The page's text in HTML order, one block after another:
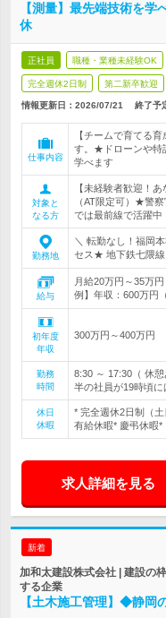
【測量】最先端技術を
休
正社員 職種・業種未経験OK
完全週休2日制 第二新卒歓迎
情報更新日：2026/07/21 終了予
仕事内容
【チームで育てる
す。★ドローンや特
学べます
対象と
なる方
【未経験者歓迎！
（AT限定可）★警
では最前線で活躍中
勤務地
＼ 転勤なし！福岡
セス★ 地下鉄七隈線
給与
月給20万円～35万
例】年収：600万円
初年度
年収
300万円～400万円
勤務
時間
8:30 ～ 17:30（ 休
半の社員が19時頃に
休日
休暇
* 完全週休2日制（
有給休暇* 慶弔休暇*
求人詳細を見る
新着
加和太建設株式会社 | 建設の
する企業
【土木施工管理】◆静